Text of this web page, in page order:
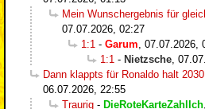
Mein Wunschergebnis für
07.07.2026, 02:27
1:1 - Garum 07.07.2026,
1:1 - Nietzsche
Dann klappts für Ronaldo halt 2030
06.07.2026, 22:55
Traurig - DieRoteKarteZahlIch